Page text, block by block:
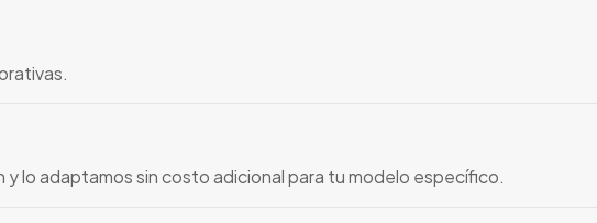
lo adaptamos sin costo adicional para tu modelo específico.